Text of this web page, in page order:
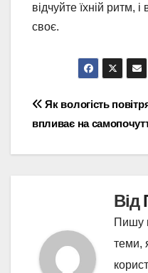
відчуйте їхній ритм,
своє.
Навігація
Як вологість
впливає на
Від
Пишу
теми,